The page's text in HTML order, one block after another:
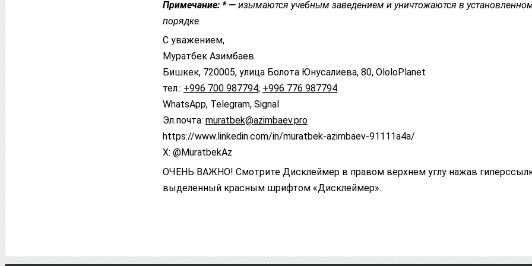
Примечание: * — изымаются учебным заведением и уничтожаются в
порядке.
С уважением,
Муратбек Азимбаев
Бишкек, 720005, улица Болота Юнусалиева, 80, OloloPlanet
тел.: +996 700 987794; +996 776 987794
WhatsApp, Telegram, Signal
Эл.почта: muratbek@azimbaev.pro
httрs://www.linkedin.com/in/muratbek-azimbaev-91111a4a/
X: @MuratbekAz
ОЧЕНЬ ВАЖНО! Смотрите Дисклеймер в правом верхнем углу нажав
выделенный красным шрифтом «Дисклеймер».